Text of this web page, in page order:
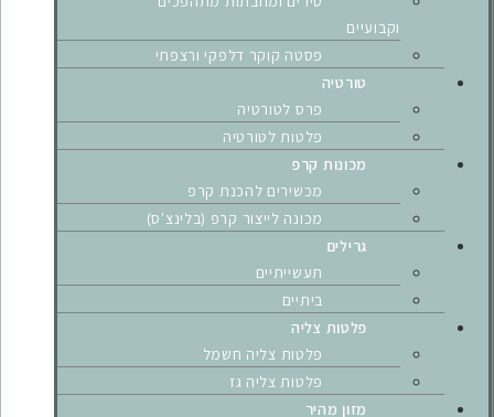
וקבועיים
פסטה קוקר דלפקי ורצפתי
טורטיה
פרס לטורטיה
פלטות לטורטיה
מכונות קרפ
מכשירים להכנת קרפ
מכונה לייצור קרפ (בלינצ'ס)
גרילים
תעשייתיים
ביתיים
פלטות צליה
פלטות צליה חשמל
פלטות צליה גז
מזון מהיר